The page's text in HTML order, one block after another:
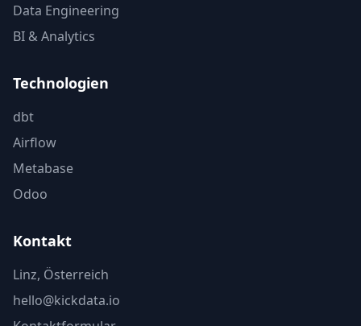
Data Engineering
BI & Analytics
Technologien
dbt
Airflow
Metabase
Odoo
Kontakt
Linz, Österreich
hello@kickdata.io